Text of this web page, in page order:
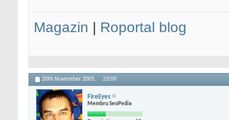
Magazin | Roportal blog
20th November 2005, 23:09
FireEyes
Membru SeoPedia